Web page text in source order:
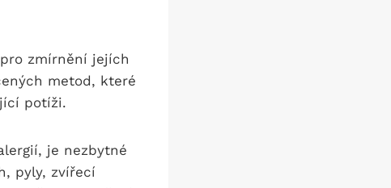
zmírnění jejích
metod, které
potíži.
je nezbytné
pyly, zvířecí